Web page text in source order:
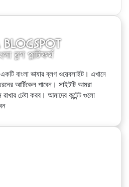
বাংলা ভাষার ব্লগ ওয়েবসাইট। এখানে
আর্টিকেল পাবেন। সাইটটি আমরা
চেষ্টা করব। আমাদের কন্টেন্ট গুলো